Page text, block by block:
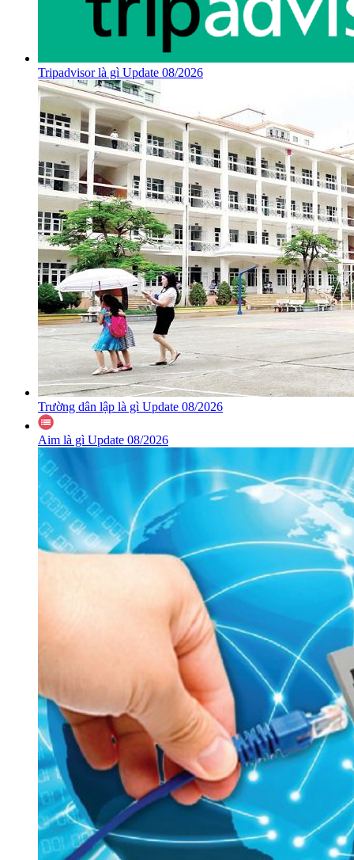
Tripadvisor là gì Update 08/2026
Trường dân lập là gì Update 08/2026
Aim là gì Update 08/2026